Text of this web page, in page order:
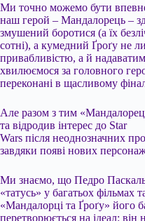
Ми точно можемо бути
наш герой – Мандалорець –
змушений боротися (а їх
сотні), а кумедний Ґроґу не
привабливістю, а й
хвилюємося за головного
переконані в щасливому
Але разом з тим
та відродив інтерес до Star
Wars після неоднозначних
завдяки появі нових
Ми знаємо, що Педро Паскаль
«татусь» у багатьох фільмах
«Мандалорці та Ґроґу» його
перетворюється на ідеал: